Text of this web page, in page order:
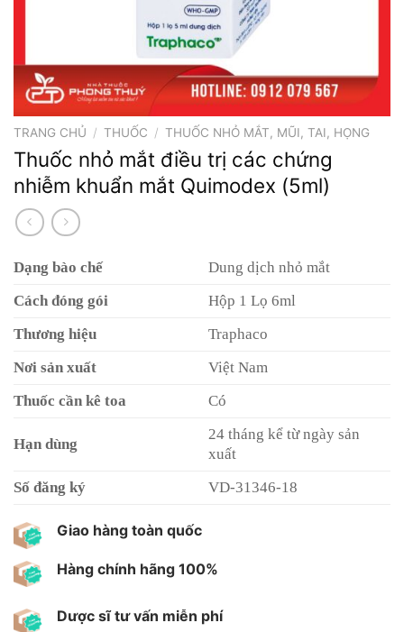
TRANG CHỦ / THUỐC / THUỐC NHỎ MẮT, MŨI, TAI, HỌNG
Thuốc nhỏ mắt điều trị các chứng
nhiễm khuẩn mắt Quimodex (5ml)
Dạng bào chế
Dung dịch nhỏ mắt
Cách đóng gói
Hộp 1 Lọ 6ml
Thương hiệu
Traphaco
Nơi sản xuất
Việt Nam
Thuốc cần kê toa
Có
Hạn dùng
24 tháng kể từ ngày sản
xuất
Số đăng ký
VD-31346-18
Giao hàng toàn quốc
Hàng chính hãng 100%
Dược sĩ tư vấn miễn phí